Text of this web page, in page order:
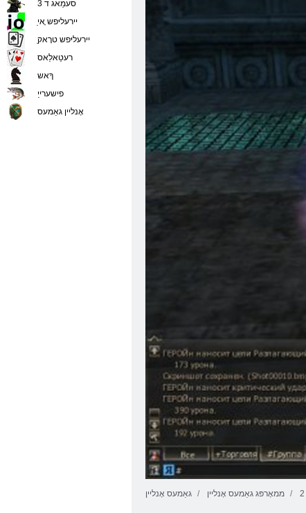
גאַמעס אָנליין ממאָרפּג גאַמעס אָנליין
סעמַאג ד 3
ַיירעליּפש ָאי
ַיירעליּפש טרָאק
רעטַאלַאס
ךָאש
פישערייַ
אָנליין גאַמעס